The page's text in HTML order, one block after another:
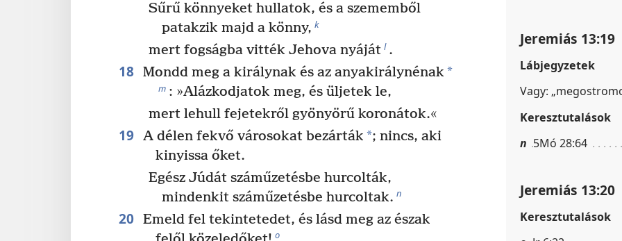
Sűrű könnyeket hullatok, és a szememből
patakzik majd a könny, k
mert fogságba vitték Jehova nyáját l .
18 Mondd meg a királynak és az anyakirálynénak *
m : »Alázkodjatok meg, és üljetek le,
mert lehull fejetekről gyönyörű koronátok.«
19 A délen fekvő városokat bezárták *; nincs, aki
kinyissa őket.
Egész Júdát száműzetésbe hurcolták,
mindenkit száműzetésbe hurcoltak. n
20 Emeld fel tekintetedet, és lásd meg az észak
o
Jeremiás 13:19
Lábjegyzetek
Vagy:
Keresztutalások
n 5Mó 28:64
Jeremiás 13:20
Keresztutalások